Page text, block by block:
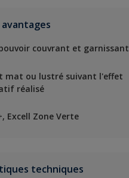
couvrant et garnissant
mat ou lustré suivant l'effet
réalisé
Excell Zone Verte
techniques